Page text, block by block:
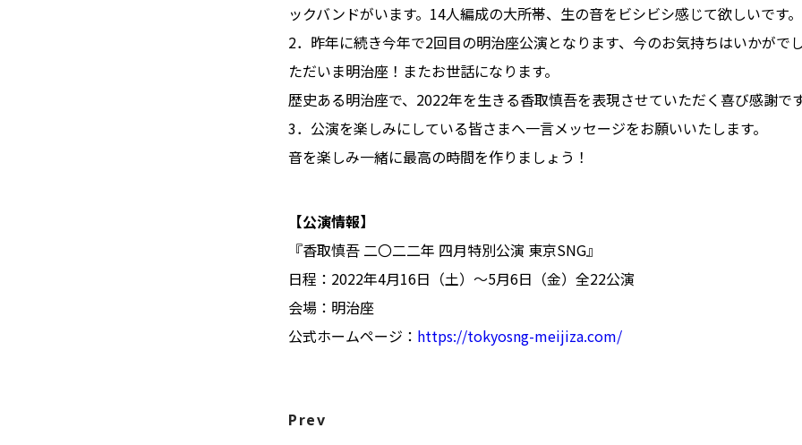
ックバンドがいます。14人編成の大所帯、生の音をビシビシ感じて欲しいです。
2．昨年に続き今年で2回目の明治座公演となります、今のお気持ちはいかがで
ただいま明治座！またお世話になります。
歴史ある明治座で、2022年を生きる香取慎吾を表現させていただく喜び感謝で
3．公演を楽しみにしている皆さまへ一言メッセージをお願いいたします。
音を楽しみ一緒に最高の時間を作りましょう！
【公演情報】
『香取慎吾 二〇二二年 四月特別公演 東京SNG』
日程：2022年4月16日（土）～5月6日（金）全22公演
会場：明治座
公式ホームページ： https://tokyosng-meijiza.com/
Prev